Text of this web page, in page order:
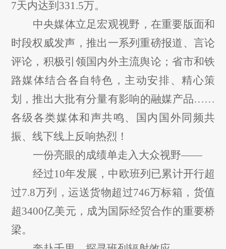
7天内达到331.5万。
中央媒体立足宏观视野，在重要版面和
时段权威发声，推出一系列重磅报道、言论
评论，积极引领国内外主流舆论；省市和铁
路媒体结合各自特色，主动安排、精心策
划，推出大批有分量有影响的融媒产品……
各级各类媒体和声共鸣、国内国外同频共
振、线下线上反响热烈！
一份亮眼的成绩单走入大众视野——
经过10年发展，中欧班列已累计开行超
过7.8万列，运送货物超过746万标箱，货值
超3400亿美元，成为国际经贸合作的重要桥
梁。